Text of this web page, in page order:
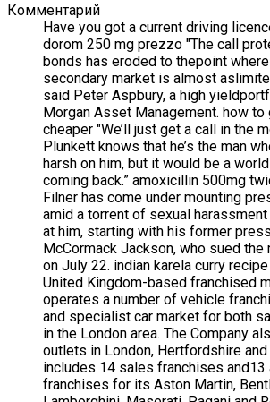
Комментарий
Have you got a current driving
dorom 250 mg prezzo "The call
bonds has eroded to thepoint
secondary market is almost
said Peter Aspbury, a high
Morgan Asset Management. how to
cheaper "We’ll just get a call in the
Plunkett knows that he’s the man
harsh on him, but it would be a
coming back.” amoxicillin 500mg
Filner has come under mounting
amid a torrent of sexual
at him, starting with his former
McCormack Jackson, who sued the
on July 22. indian karela curry
United Kingdom-based franchised
operates a number of vehicle
and specialist car market for both
in the London area. The Company
outlets in London, Hertfordshire
includes 14 sales franchises
franchises for its Aston Martin,